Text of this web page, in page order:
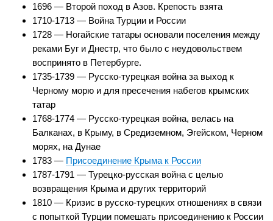
1696 — Второй поход в Азов. Крепость взята
1710-1713 — Война Турции и России
1728 — Ногайские татары основали поселения между
реками Буг и Днестр, что было с неудовольствем
воспринято в Петербурге.
1735-1739 — Русско-турецкая война за выход к
Черному морю и для пресечения набегов крымских
татар
1768-1774 — Русско-турецкая война, велась на
Балканах, в Крыму, в Средиземном, Эгейском, Черном
морях, на Дунае
1783 — Присоединение Крыма к России
1787-1791 — Турецко-русская война с целью
возвращения Крыма и других территорий
1810 — Кризис в русско-турецких отношениях в связи
с попыткой Турции помешать присоединению к России